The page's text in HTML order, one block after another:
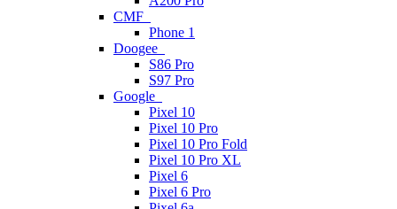
CMF
Phone 1
Doogee
S86 Pro
S97 Pro
Google
Pixel 10
Pixel 10 Pro
Pixel 10 Pro Fold
Pixel 10 Pro XL
Pixel 6
Pixel 6 Pro